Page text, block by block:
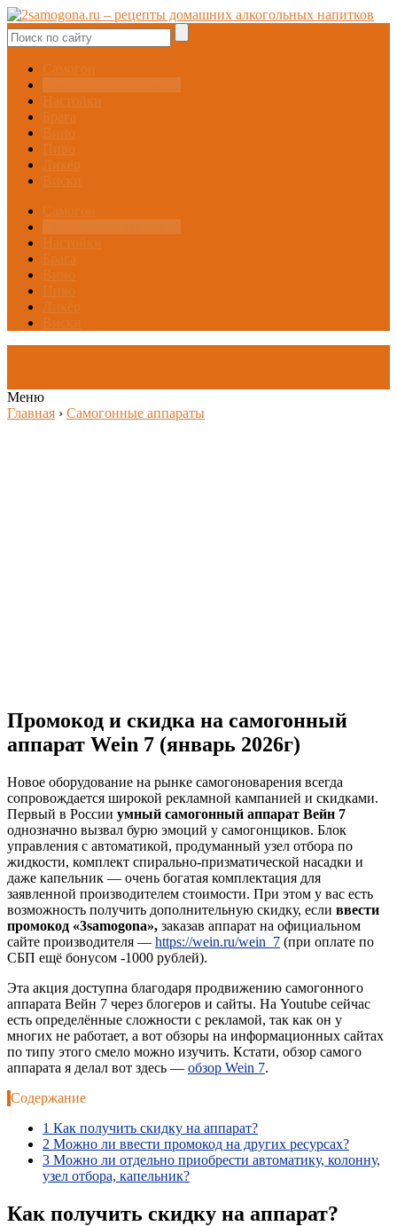
Самогон
Настойки
Брага
Вино
Пиво
Ликёр
Виски
Самогон
Настойки
Брага
Вино
Пиво
Ликёр
Виски
Меню
Главная › Самогонные аппараты
Промокод и скидка на самогонный
аппарат Wein 7 (январь 2026г)
Новое оборудование на рынке самогоноварения всегда
сопровождается широкой рекламной кампанией и скидками.
Первый в России умный самогонный аппарат Вейн 7
однозначно вызвал бурю эмоций у самогонщиков. Блок
управления с автоматикой, продуманный узел отбора по
жидкости, комплект спирально-призматической насадки и
даже капельник — очень богатая комплектация для
заявленной производителем стоимости. При этом у вас есть
возможность получить дополнительную скидку, если ввести
промокод «3samogona», заказав аппарат на официальном
сайте производителя — https://wein.ru/wein_7 (при оплате по
СБП ещё бонусом -1000 рублей).
Эта акция доступна благодаря продвижению самогонного
аппарата Вейн 7 через блогеров и сайты. На Youtube сейчас
есть определённые сложности с рекламой, так как он у
многих не работает, а вот обзоры на информационных сайтах
по типу этого смело можно изучить. Кстати, обзор самого
аппарата я делал вот здесь — обзор Wein 7.
Содержание
1 Как получить скидку на аппарат?
2 Можно ли ввести промокод на других ресурсах?
3 Можно ли отдельно приобрести автоматику, колонну,
узел отбора, капельник?
Как получить скидку на аппарат?